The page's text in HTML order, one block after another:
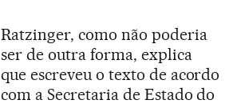
Ratzinger, como não poderia
ser de outra forma, explica
que escreveu o texto de acordo
com a Secretaria de Estado do